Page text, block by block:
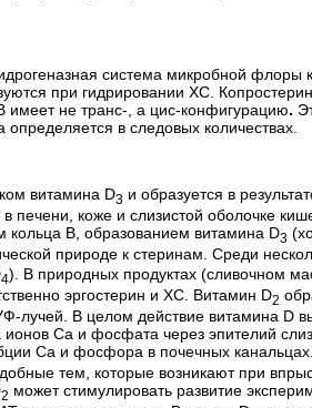
система микробной
при гидрировании ХС.
не транс-, а цис-конфигурацию.
определяется в следовых количествах.
витамина D3 и образуется в
коже и слизистой оболочке
В, образованием витамина D3
природе к стеринам. Среди
4). В природных продуктах (сливочном
эргостерин и ХС. Витамин D2
лучей. В целом действие витамина
ионов Са и фосфата через эпителий
Са и фосфора в почечных
тем, которые возникают при
2 может стимулировать развитие